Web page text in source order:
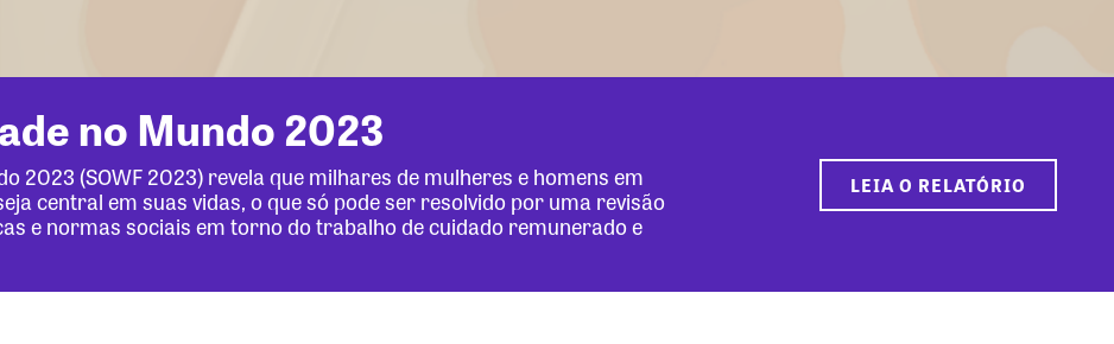
no Mundo 2023
2023 (SOWF 2023) revela que milhares de mulheres e homens em
central em suas vidas, o que só pode ser resolvido por uma revisão
e normas sociais em torno do trabalho de cuidado remunerado e
LEIA O RELATÓRIO